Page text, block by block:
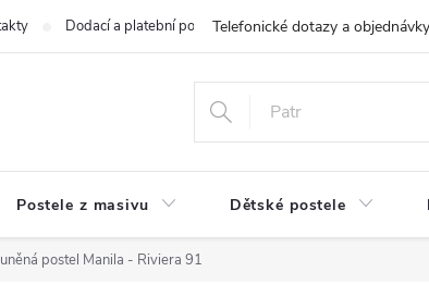
515
Dodací a platební podmínky Obchodní podmínky
Postele z masivu Dětské postele
postel Manila - Riviera 91